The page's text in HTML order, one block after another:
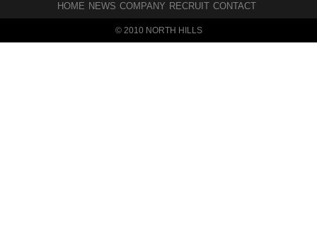
HOME NEWS COMPANY RECRUIT CONTACT
© 2010 NORTH HILLS